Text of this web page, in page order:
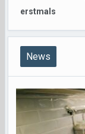
erstmals
News